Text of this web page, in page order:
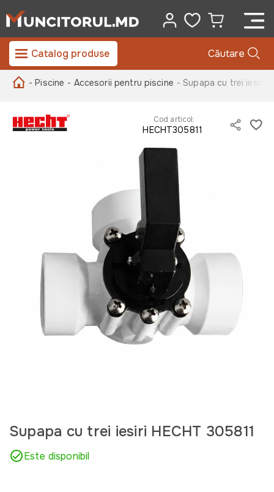
Catalog produse Căutare
- Piscine - Accesorii pentru piscine - Supapa cu trei iesiri
Cod articol:
HECHT305811
Supapa cu trei iesiri HECHT 305811
Este disponibil